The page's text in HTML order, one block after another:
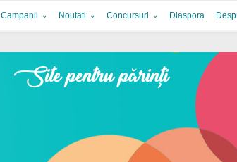
Campanii Noutati Concursuri Diaspora